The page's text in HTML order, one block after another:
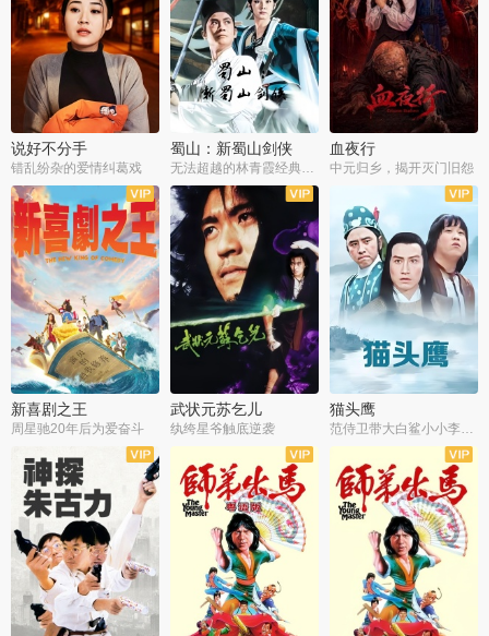
说好不分手
错乱纷杂的爱情纠葛戏
蜀山：新蜀山剑侠
无法超越的林青霞经典角色
血夜行
中元归乡，揭开灭门旧怨
新喜剧之王
周星驰20年后为爱奋斗
武状元苏乞儿
纨绔星爷触底逆袭
猫头鹰